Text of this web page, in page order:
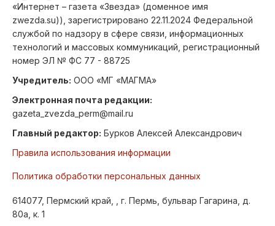
«Интернет – газета «Звезда» (доменное имя
zwezda.su)), зарегистрировано 22.11.2024 Федеральной
службой по надзору в сфере связи, информационных
технологий и массовых коммуникаций, регистрационный
номер ЭЛ № ФС 77 - 88725
Учредитель: ООО «МГ «МАГМА»
Электронная почта редакции:
gazeta_zvezda_perm@mail.ru
Главный редактор: Бурков Алексей Александрович
Правила использования информации
Политика обработки персональных данных
614077, Пермский край, , г. Пермь, бульвар Гагарина, д.
80а, к. 1